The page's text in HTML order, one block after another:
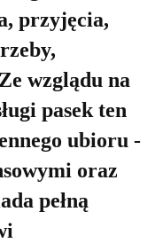
przyjęcia,
wzglądu na
pasek ten
ubioru -
oraz
pełną